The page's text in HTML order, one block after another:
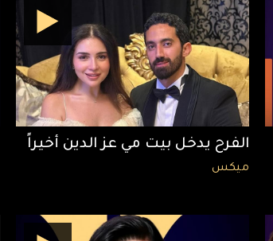
الفرح يدخل بيت مي عز الدين أخيراً
ميكس